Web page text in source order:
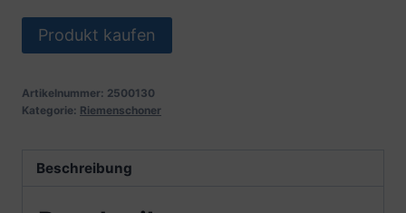
Produkt kaufen
Artikelnummer: 2500130
Kategorie: Riemenschoner
Beschreibung